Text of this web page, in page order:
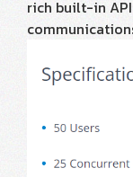
rich built-in